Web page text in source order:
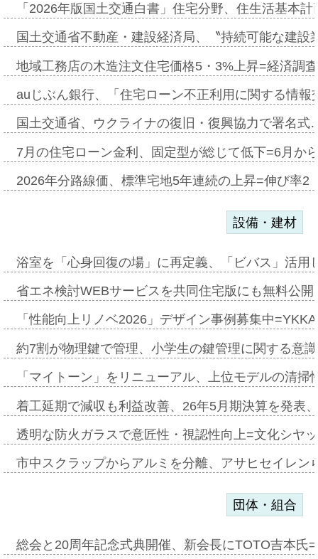
「2026年版国土交通白書」住宅分野、住生活基本
国土交通省不動産・建設経済局、〝持続可能な建
地域工務店の木造注文住宅価格5・3%上昇=経済調
auじぶん銀行、「住宅ローン不正利用に関する情
国土交通省、ウクライナの復旧・復興協力で署名
7月の住宅ローン金利、固定型が総じて低下=6月か
2026年分路線価、標準宅地5年連続の上昇=伸び率
設備・建材
浴室を「心身回復の場」に再定義、「ビバス」活
省エネ検討WEBサービスを共同住宅版にも無料公
「性能向上リノベ2026」デザイン事例募集中
約7割が物理鍵で管理、小学生の鍵管理に関する意
「マイトーン」をリニューアル、上位モデルの清
着工延期で減収も利益改善、26年5月期決算を発表
透明な防火ガラスで意匠性・視認性向上=文化シヤ
市中スクラップからアルミを分離、アサヒセイレ
団体・組合
総会と20周年記念式典開催、新会長にTOTO吉本氏